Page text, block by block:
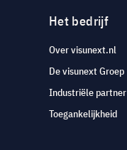
Het bedrijf
Over visunext.nl
De visunext Groep
Industriële partner
Toegankelijkheid